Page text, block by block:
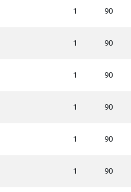
1 90
1 90
1 90
1 90
1 90
1 90